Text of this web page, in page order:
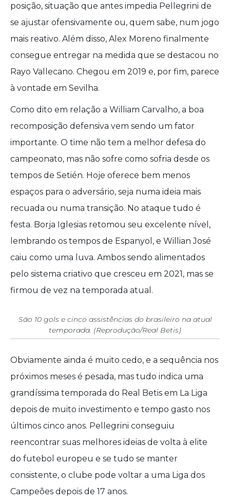
posição, situação que antes impedia Pellegrini de
se ajustar ofensivamente ou, quem sabe, num jogo
mais reativo. Além disso, Alex Moreno finalmente
consegue entregar na medida que se destacou no
Rayo Vallecano. Chegou em 2019 e, por fim, parece
à vontade em Sevilha.
Como dito em relação a William Carvalho, a boa
recomposição defensiva vem sendo um fator
importante. O time não tem a melhor defesa do
campeonato, mas não sofre como sofria desde os
tempos de Setién. Hoje oferece bem menos
espaços para o adversário, seja numa ideia mais
recuada ou numa transição. No ataque tudo é
festa. Borja Iglesias retomou seu excelente nível,
lembrando os tempos de Espanyol, e Willian José
caiu como uma luva. Ambos sendo alimentados
pelo sistema criativo que cresceu em 2021, mas se
firmou de vez na temporada atual.
São 10 gols e cinco assistências do brasileiro na atual
temporada. (Reprodução/Real Betis)
Obviamente ainda é muito cedo, e a sequência nos
próximos meses é pesada, mas tudo indica uma
grandíssima temporada do Real Betis em La Liga
depois de muito investimento e tempo gasto nos
últimos cinco anos. Pellegrini conseguiu
reencontrar suas melhores ideias de volta à elite
do futebol europeu e se tudo se manter
consistente, o clube pode voltar a uma Liga dos
Campeões depois de 17 anos.